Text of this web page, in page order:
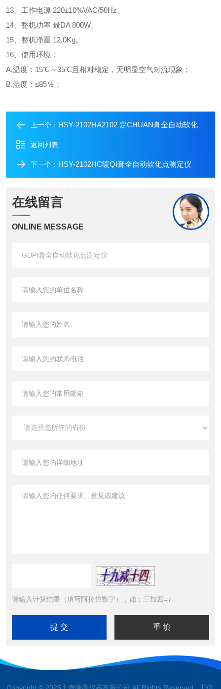
13、工作电源 220±10%VAC/50Hz。
14、整机功率 最DA800W。
15、整机净重 12.0Kg。
16、使用环境：
A.温度：15℃～35℃且相对稳定，无明显空气对流现象；
B.湿度：≤85％；
上一个： HSY-2102HA2102 定CHUAN膏全自动软化点测定仪
返回列表
下一个： HSY-2102HC暖QI膏全自动软化点测定仪
在线留言
ONLINE MESSAGE
请输入计算结果（填写阿拉伯数字），如：三加四=7